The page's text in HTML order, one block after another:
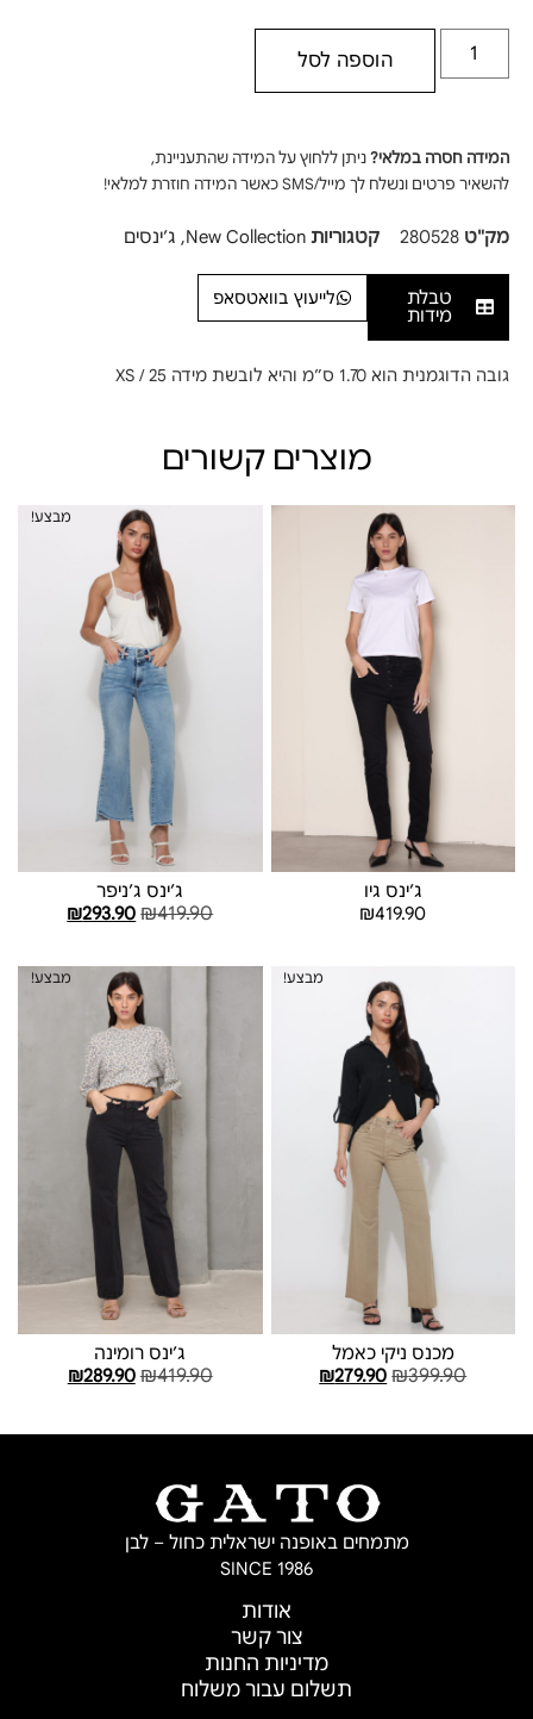
הוספה לסל
המידה חסרה במלאי?ניתן ללחוץ על המידה שהתעניינת,
להשאיר פרטים ונשלח לך מייל/SMS כאשר המידה חוזרת למלאי!
מק"ט 280528 קטגוריות New Collection
, ג׳ינסים
טבלת
מידות
לייעוץ בוואטסאפ
גובה הדוגמנית הוא 1.70 ס”מ והיא לובשת מידה XS / 25
מוצרים קשורים
ג׳ינס גיו
₪419.90
מבצע!
ג׳ינס ג׳ניפר
₪419.90
₪293.90
מבצע!
מכנס ניקי כאמל
₪399.90
₪279.90
מבצע!
ג׳ינס רומינה
₪419.90
₪289.90
מתמחים באופנה ישראלית כחול – לבן
SINCE 1986
אודות
צור קשר
מדיניות החנות
תשלום עבור משלוח